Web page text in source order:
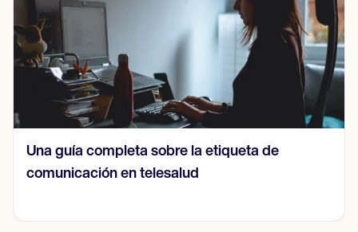
Una guía completa sobre la etiqueta de
comunicación en telesalud